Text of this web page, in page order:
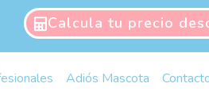
Calcula tu precio
Adiós Mascota